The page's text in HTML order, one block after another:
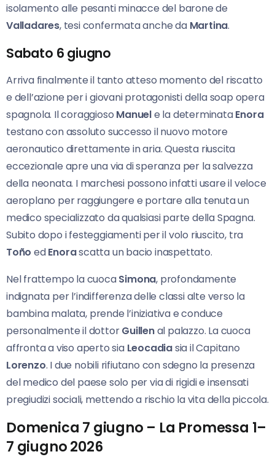
isolamento alle pesanti minacce del barone de
Valladares, tesi confermata anche da Martina.
Sabato 6 giugno
Arriva finalmente il tanto atteso momento del riscatto
e dell’azione per i giovani protagonisti della soap opera
spagnola. Il coraggioso Manuele la determinataEnora
testano con assoluto successo il nuovo motore
aeronautico direttamente in aria. Questa riuscita
eccezionale apre una via di speranza per la salvezza
della neonata. I marchesi possono infatti usare il veloce
aeroplano per raggiungere e portare alla tenuta un
medico specializzato da qualsiasi parte della Spagna.
Subito dopo i festeggiamenti per il volo riuscito, tra
Toño edEnorascatta un bacio inaspettato.
Nel frattempo la cuocaSimona, profondamente
indignata per l’indifferenza delle classi alte verso la
bambina malata, prende l’iniziativa e conduce
personalmente il dottorGuillenal palazzo. La cuoca
affronta a viso aperto sia Leocadiasia il Capitano
Lorenzo. I due nobili rifiutano con sdegno la presenza
del medico del paese solo per via di rigidi e insensati
pregiudizi sociali, mettendo a rischio la vita della piccola.
Domenica 7 giugno – La Promessa 1–
7 giugno 2026